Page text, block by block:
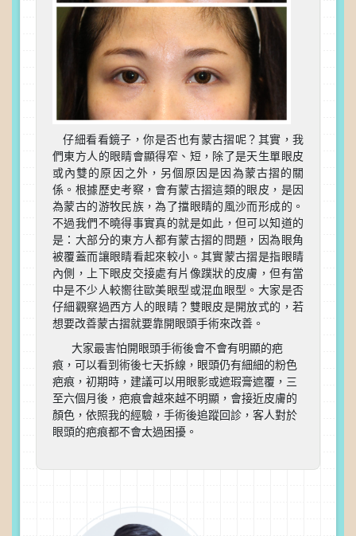
仔細看看鏡子，你是否也有蒙古摺呢？其實，我
們東方人的眼睛會顯得窄、短，除了是天生單眼皮
或內雙的原因之外，另個原因是因為蒙古摺的關
係。根據歷史考察，會有蒙古摺這類的眼皮，是因
為蒙古的游牧民族，為了擋眼睛的風沙而形成的。
不過我們不曉得事實真的就是如此，但可以知道的
是：大部分的東方人都有蒙古摺的問題，因為眼角
被覆蓋而讓眼睛看起來較小。其實蒙古摺是指眼睛
內側，上下眼皮交接處有片像蹼狀的皮膚，但有當
中是不少人較嚮往歐美眼型或混血眼型。大家是否
仔細觀察過西方人的眼睛？雙眼皮是開放式的，若
想要改善蒙古摺就要靠開眼頭手術來改善。
大家最害怕開眼頭手術後會不會有明顯的疤
痕，可以看到術後七天拆線，眼頭仍有細細的粉色
疤痕，初期時，建議可以用眼影或遮瑕膏遮覆，三
至六個月後，疤痕會越來越不明顯，會接近皮膚的
顏色，依照我的經驗，手術後追蹤回診，客人對於
眼頭的疤痕都不會太過困擾。